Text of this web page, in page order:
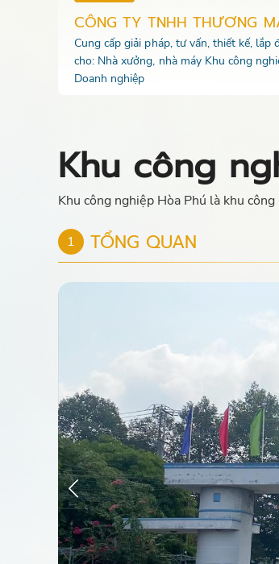
CÔNG TY TNHH THƯƠNG
Cung cấp giải pháp, tư vấn, thiết kế,
cho: Nhà xưởng, nhà máy Khu công
Doanh nghiệp
Khu công
Khu công nghiệp Hòa Phú là khu
1 TỔNG QUAN